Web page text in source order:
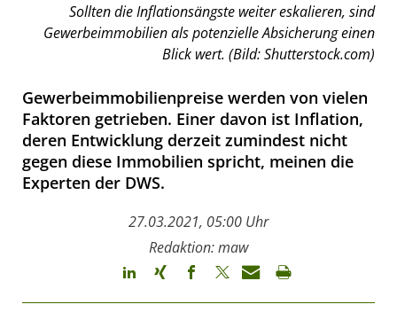
Sollten die Inflationsängste weiter eskalieren, sind
Gewerbeimmobilien als potenzielle Absicherung einen
Blick wert. (Bild: Shutterstock.com)
Gewerbeimmobilienpreise werden von vielen
Faktoren getrieben. Einer davon ist Inflation,
deren Entwicklung derzeit zumindest nicht
gegen diese Immobilien spricht, meinen die
Experten der DWS.
27.03.2021, 05:00 Uhr
Redaktion: maw